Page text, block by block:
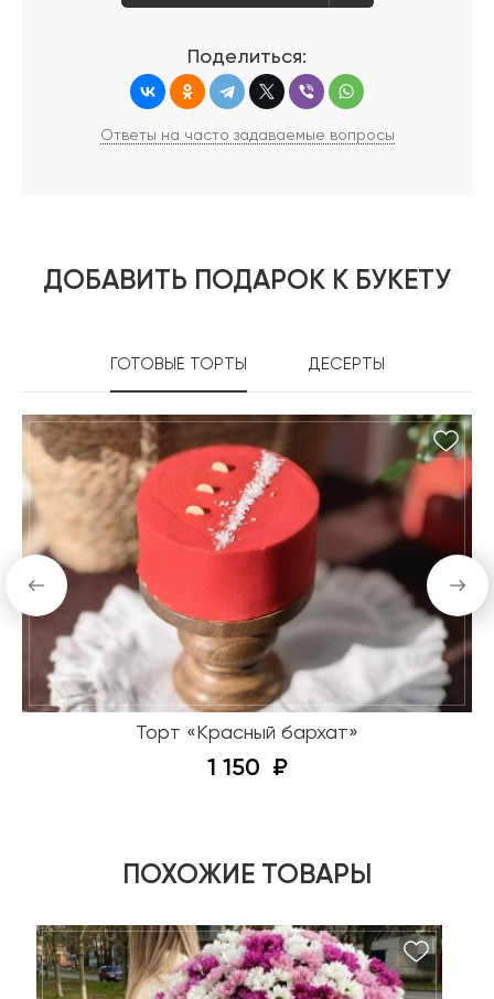
Поделиться:
Ответы на часто задаваемые вопросы
ДОБАВИТЬ ПОДАРОК К БУКЕТУ
ГОТОВЫЕ ТОРТЫ ДЕСЕРТЫ
Торт «Красный бархат»
1 150
ПОХОЖИЕ ТОВАРЫ